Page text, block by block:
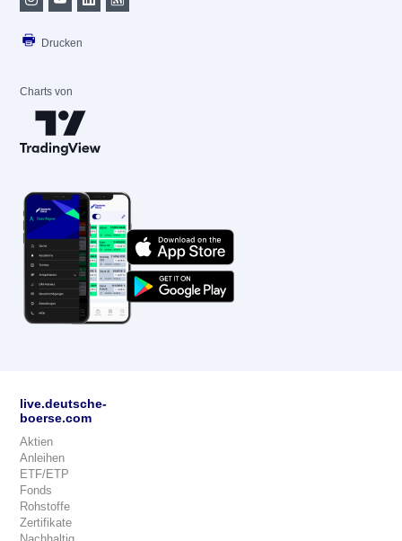
Drucken
Charts von
live.deutsche-
boerse.com
Aktien
Anleihen
ETF/ETP
Fonds
Rohstoffe
Zertifikate